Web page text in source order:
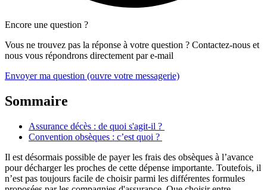
Encore une question ?
Vous ne trouvez pas la réponse à votre question ? Contactez-nous et
nous vous répondrons directement par e-mail
Envoyer ma question (ouvre votre messagerie)
Sommaire
Assurance décès : de quoi s'agit-il ?
Convention obsèques : c’est quoi ?
Il est désormais possible de payer les frais des obsèques à l’avance
pour décharger les proches de cette dépense importante. Toutefois, il
n’est pas toujours facile de choisir parmi les différentes formules